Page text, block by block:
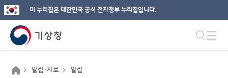
이 누리집은 대한민국 공식 전자정부 누리집입니다.
알림·자료 알림